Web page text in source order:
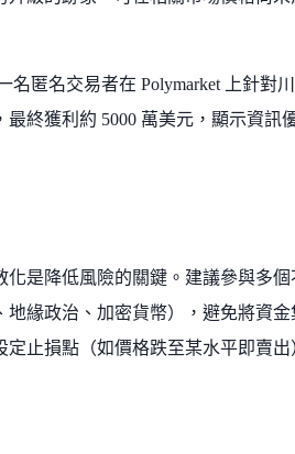
名匿名交易者在 Polymarket 上針對
最終獲利約 5000 萬美元，顯示資訊
化是降低風險的關鍵。建議參與多個
地緣政治、加密貨幣），避免將資金
定止損點（如價格跌至某水平即賣出